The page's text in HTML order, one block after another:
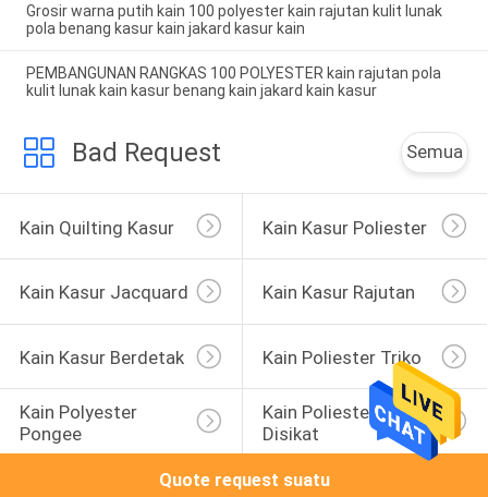
Grosir warna putih kain 100 polyester kain rajutan kulit lunak
pola benang kasur kain jakard kasur kain
PEMBANGUNAN RANGKAS 100 POLYESTER kain rajutan pola
kulit lunak kain kasur benang kain jakard kain kasur
Bad Request Semua
Kain Quilting Kasur Kain Kasur Poliester
Kain Kasur Jacquard Kain Kasur Rajutan
Kain Kasur Berdetak Kain Poliester Triko
Kain Polyester
Pongee
Kain Poliester
Disikat
Quote request suatu